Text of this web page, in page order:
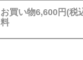
お買い物6,600円(税
料